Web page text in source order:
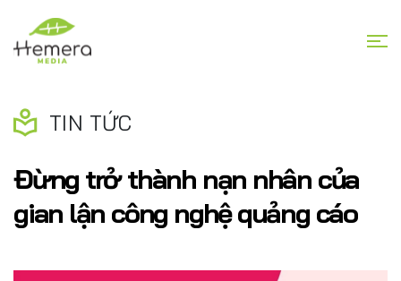
TIN TỨC
Đừng trở thành nạn nhân của
gian lận công nghệ quảng cáo